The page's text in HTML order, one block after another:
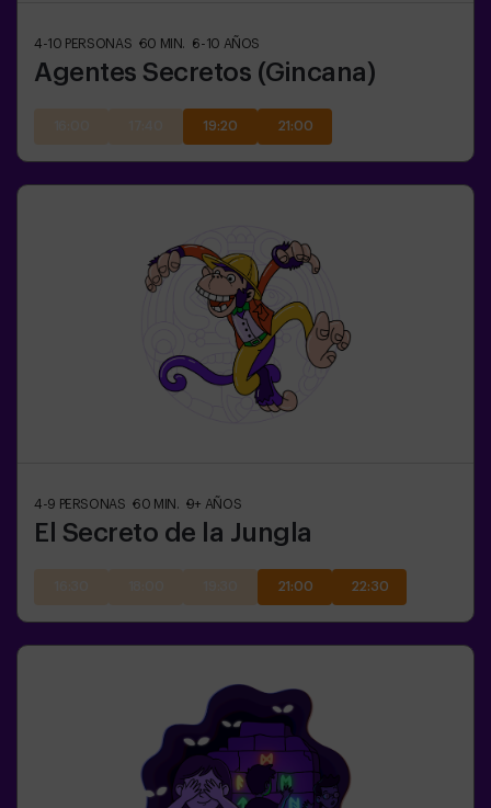
4-10 PERSONAS 60 MIN. 6-10 AÑOS
Agentes Secretos (Gincana)
19:20 21:00
4-9 PERSONAS 60 MIN. 9+ AÑOS
El Secreto de la Jungla
21:00 22:30